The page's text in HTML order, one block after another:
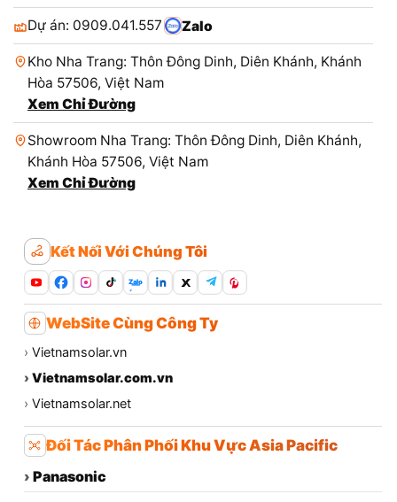
Dự án: 0909.041.557 Zalo
Kho Nha Trang: Thôn Đông Dinh, Diên Khánh, Khánh
Hòa 57506, Việt Nam
Xem Chỉ Đường
Showroom Nha Trang: Thôn Đông Dinh, Diên Khánh,
Khánh Hòa 57506, Việt Nam
Xem Chỉ Đường
Kết Nối Với Chúng Tôi
Zalo
WebSite Cùng Công Ty
› Vietnamsolar.vn
› Vietnamsolar.com.vn
› Vietnamsolar.net
Đối Tác Phân Phối Khu Vực Asia Pacific
› Panasonic